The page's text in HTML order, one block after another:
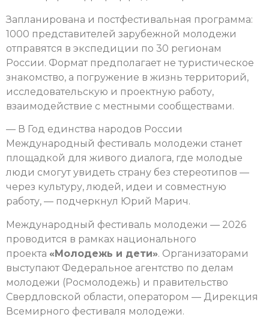
Запланирована и постфестивальная программа:
1000 представителей зарубежной молодежи
отправятся в экспедиции по 30 регионам
России. Формат предполагает не туристическое
знакомство, а погружение в жизнь территорий,
исследовательскую и проектную работу,
взаимодействие с местными сообществами.
— В Год единства народов России
Международный фестиваль молодежи станет
площадкой для живого диалога, где молодые
люди смогут увидеть страну без стереотипов —
через культуру, людей, идеи и совместную
работу, — подчеркнул Юрий Марич.
Международный фестиваль молодежи — 2026
проводится в рамках национального
проекта «Молодежь и дети». Организаторами
выступают Федеральное агентство по делам
молодежи (Росмолодежь) и правительство
Свердловской области, оператором — Дирекция
Всемирного фестиваля молодежи.